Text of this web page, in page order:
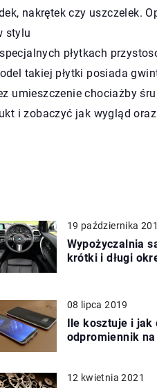
nakrętek czy uszczelek.
stylu
płytkach
takiej płytki posiada
umieszczenie chociażby
i zobaczyć jak wygląd
19 października
Wypożyczalnia
krótki i długi
08 lipca 2019
Ile kosztuje i jak
odpromiennik
12 kwietnia 2021